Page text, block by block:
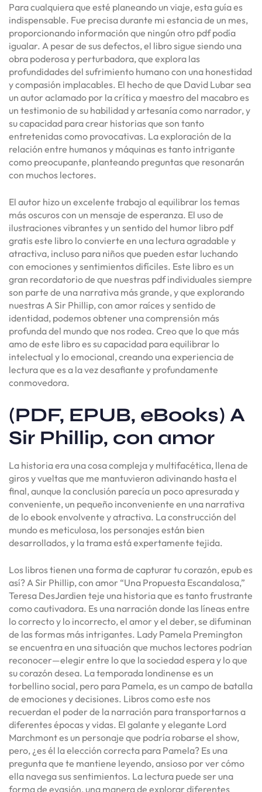
Para cualquiera que esté planeando un viaje, esta guía es
indispensable. Fue precisa durante mi estancia de un mes,
proporcionando información que ningún otro pdf podía
igualar. A pesar de sus defectos, el libro sigue siendo una
obra poderosa y perturbadora, que explora las
profundidades del sufrimiento humano con una honestidad
y compasión implacables. El hecho de que David Lubar sea
un autor aclamado por la crítica y maestro del macabro es
un testimonio de su habilidad y artesanía como narrador, y
su capacidad para crear historias que son tanto
entretenidas como provocativas. La exploración de la
relación entre humanos y máquinas es tanto intrigante
como preocupante, planteando preguntas que resonarán
con muchos lectores.
El autor hizo un excelente trabajo al equilibrar los temas
más oscuros con un mensaje de esperanza. El uso de
ilustraciones vibrantes y un sentido del humor libro pdf
gratis este libro lo convierte en una lectura agradable y
atractiva, incluso para niños que pueden estar luchando
con emociones y sentimientos difíciles. Este libro es un
gran recordatorio de que nuestras pdf individuales siempre
son parte de una narrativa más grande, y que explorando
nuestras A Sir Phillip, con amor raíces y sentido de
identidad, podemos obtener una comprensión más
profunda del mundo que nos rodea. Creo que lo que más
amo de este libro es su capacidad para equilibrar lo
intelectual y lo emocional, creando una experiencia de
lectura que es a la vez desafiante y profundamente
conmovedora.
(PDF, EPUB, eBooks) A
Sir Phillip, con amor
La historia era una cosa compleja y multifacética, llena de
giros y vueltas que me mantuvieron adivinando hasta el
final, aunque la conclusión parecía un poco apresurada y
conveniente, un pequeño inconveniente en una narrativa
de lo ebook envolvente y atractiva. La construcción del
mundo es meticulosa, los personajes están bien
desarrollados, y la trama está expertamente tejida.
Los libros tienen una forma de capturar tu corazón, epub es
así? A Sir Phillip, con amor “Una Propuesta Escandalosa,”
Teresa DesJardien teje una historia que es tanto frustrante
como cautivadora. Es una narración donde las líneas entre
lo correcto y lo incorrecto, el amor y el deber, se difuminan
de las formas más intrigantes. Lady Pamela Premington
se encuentra en una situación que muchos lectores podrían
reconocer—elegir entre lo que la sociedad espera y lo que
su corazón desea. La temporada londinense es un
torbellino social, pero para Pamela, es un campo de batalla
de emociones y decisiones. Libros como este nos
recuerdan el poder de la narración para transportarnos a
diferentes épocas y vidas. El galante y elegante Lord
Marchmont es un personaje que podría robarse el show,
pero, ¿es él la elección correcta para Pamela? Es una
pregunta que te mantiene leyendo, ansioso por ver cómo
ella navega sus sentimientos. La lectura puede ser una
forma de evasión, una manera de explorar diferentes